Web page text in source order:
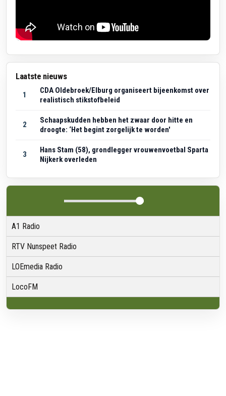
Laatste nieuws
1
CDA Oldebroek/Elburg organiseert bijeenkomst over
realistisch stikstofbeleid
2
Schaapskudden hebben het zwaar door hitte en
droogte: ‘Het begint zorgelijk te worden'
3
Hans Stam (58), grondlegger vrouwenvoetbal Sparta
Nijkerk overleden
A1 Radio
RTV Nunspeet Radio
LOEmedia Radio
LocoFM